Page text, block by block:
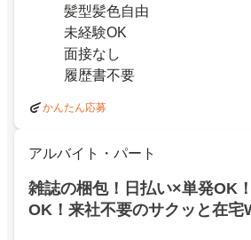
髪型髪色自由
未経験OK
面接なし
履歴書不要
かんたん応募
アルバイト・パート
雑誌の梱包！日払い×単発OK
OK！来社不要のサクッと在宅